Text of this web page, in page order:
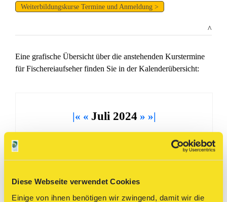
Diese Webseite verwendet Cookies
Einige von ihnen benötigen wir zwingend, damit wir die
Weiterbildungskurse Termine und Anmeldung >
^
Eine grafische Übersicht über die anstehenden Kurstermine
für Fischereiaufseher finden Sie in der Kalenderübersicht:
|« « Juli 2024 » »|
01 02 03 04 05